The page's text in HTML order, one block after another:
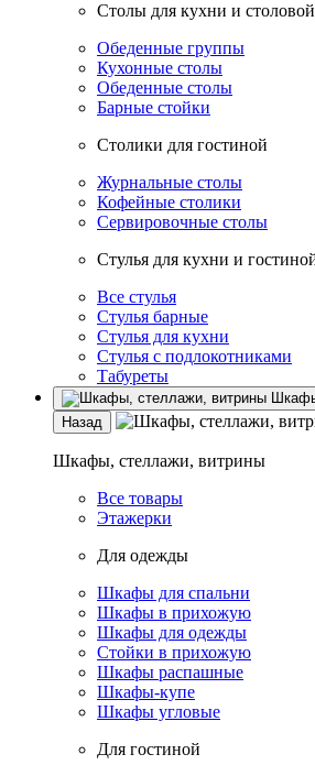
Столы для кухни и столовой
Обеденные группы
Кухонные столы
Обеденные столы
Барные стойки
Столики для гостиной
Журнальные столы
Кофейные столики
Сервировочные столы
Стулья для кухни и
Все стулья
Стулья барные
Стулья для кухни
Стулья с подлокотниками
Табуреты
Назад
Шкафы, стеллажи, витрины
Все товары
Этажерки
Для одежды
Шкафы для спальни
Шкафы в прихожую
Шкафы для одежды
Стойки в прихожую
Шкафы распашные
Шкафы-купе
Шкафы угловые
Для гостиной